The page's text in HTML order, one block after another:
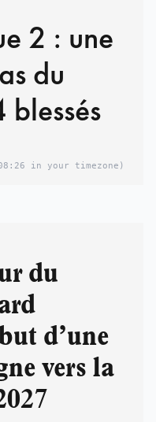
2 : une
du
blessés
in your timezone)
du
d’une
vers la